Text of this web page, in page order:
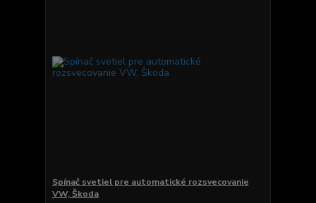
Spínač svetiel pre automatické rozsvecovanie
VW, Škoda